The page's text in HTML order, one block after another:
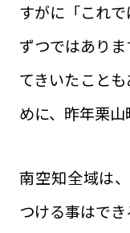
すがに「これ
ずつではあり
てきいたこと
めに、昨年栗山
南空知全域は
つける事はで